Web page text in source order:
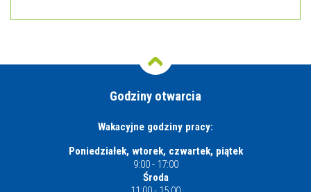
Godziny otwarcia
Wakacyjne godziny pracy:
Poniedziałek, wtorek, czwartek, piątek
9:00 - 17:00
Środa